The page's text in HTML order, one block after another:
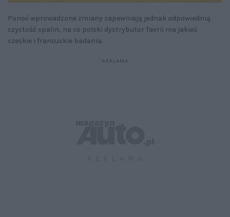
Ponoć wprowadzone zmiany zapewniają jednak odpowiednią
czystość spalin, na co polski dystrybutor Tavrii ma jakieś
czeskie i francuskie badania.